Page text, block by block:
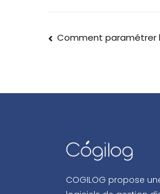
Comment paramétrer
COGILOG propose